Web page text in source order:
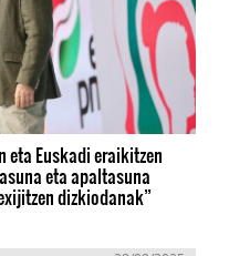
eta Euskadi eraikitzen
eta apaltasuna
dizkiodanak”